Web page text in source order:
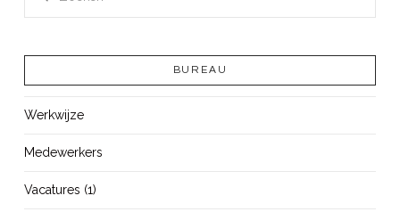
BUREAU
Werkwijze
Medewerkers
Vacatures (1)